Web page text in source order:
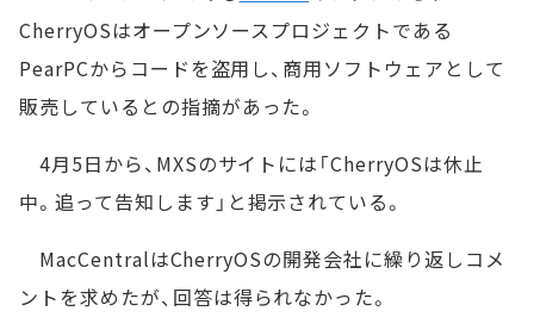
CherryOSはオープンソースプロジェクトである
PearPCからコードを盗用し、商用ソフトウェアとして
販売しているとの指摘があった。
4月5日から、MXSのサイトには「CherryOSは休止
中。追って告知します」と掲示されている。
MacCentralはCherryOSの開発会社に繰り返しコメ
ントを求めたが、回答は得られなかった。